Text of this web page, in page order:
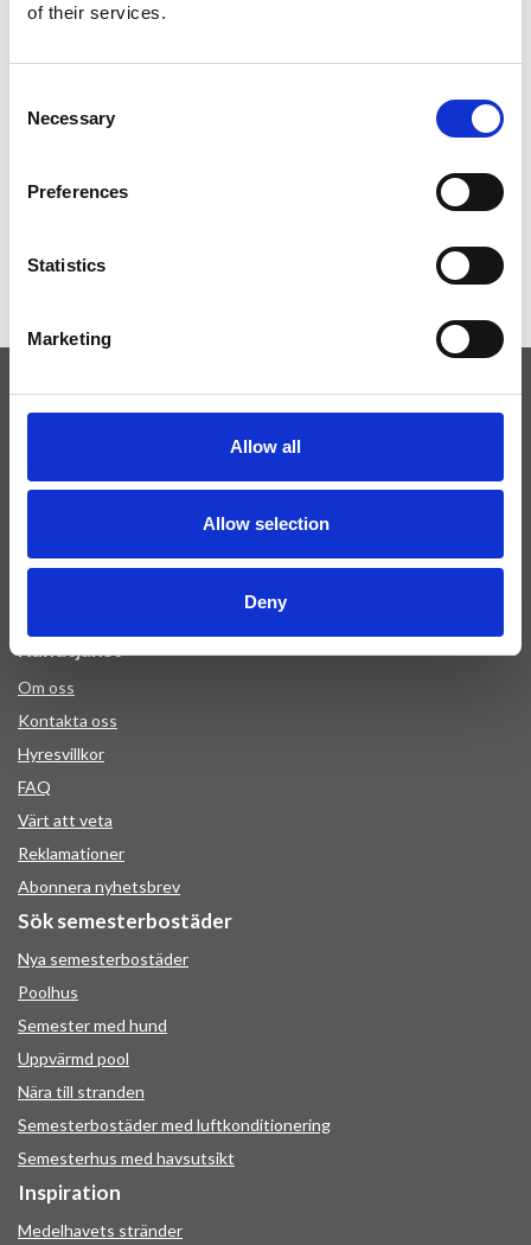
of their services.
Selection
Necessary
Preferences
Statistics
Marketing
Allow all
Allow selection
Deny
Aktiv uthyrningsbyrå:
Hög beläggning
: Vi säkerställer hög
: Ständig möjlighet
DK-7100 Vejle
Kundtjänst
Om oss
Kontakta oss
Hyresvillkor
FAQ
Värt att veta
Reklamationer
Abonnera nyhetsbrev
Sök semesterbostäder
Nya semesterbostäder
Poolhus
Semester med hund
Uppvärmd pool
Nära till stranden
Semesterbostäder med luftkonditionering
Semesterhus med havsutsikt
Inspiration
Medelhavets stränder